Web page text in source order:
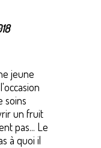
jeune
soins
un fruit
pas... Le
à quoi il